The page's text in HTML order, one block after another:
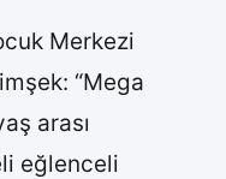
Merkezi
“Mega
arası
eğlenceli